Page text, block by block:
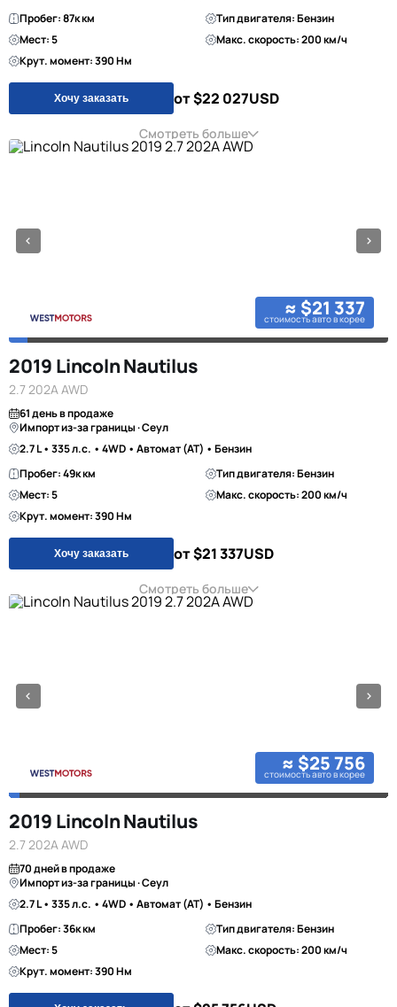
Пробег: 87к км
Тип двигателя: Бензин
Мест: 5
Макс. скорость: 200 км/ч
Крут. момент: 390 Нм
Хочу заказать от $22 027USD
Смотреть больше
≈ $21 337
стоимость авто в корее
2019 Lincoln Nautilus
2.7 202A AWD
61 день в продаже
Импорт из-за границы · Сеул
2.7 L • 335 л.с. • 4WD • Автомат (AT) • Бензин
Пробег: 49к км
Тип двигателя: Бензин
Мест: 5
Макс. скорость: 200 км/ч
Крут. момент: 390 Нм
Хочу заказать от $21 337USD
Смотреть больше
≈ $25 756
стоимость авто в корее
2019 Lincoln Nautilus
2.7 202A AWD
70 дней в продаже
Импорт из-за границы · Сеул
2.7 L • 335 л.с. • 4WD • Автомат (AT) • Бензин
Пробег: 36к км
Тип двигателя: Бензин
Мест: 5
Макс. скорость: 200 км/ч
Крут. момент: 390 Нм